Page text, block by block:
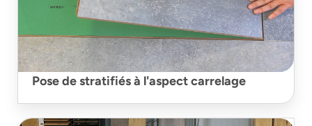
Pose de stratifiés à l'aspect carrelage